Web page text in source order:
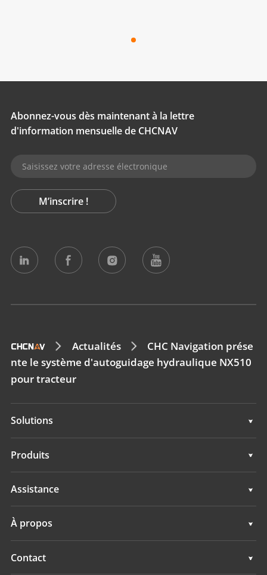
Abonnez-vous dès maintenant à la lettre
d'information mensuelle de CHCNAV
M’inscrire !
Actualités
CHC Navigation prése
nte le système d'autoguidage hydraulique NX510
pour tracteur
Solutions
Solutions
Produits
Systèmes d'Autoguidage
Systèmes de Nivellement
Assistance
À propos
Présentation
Contact